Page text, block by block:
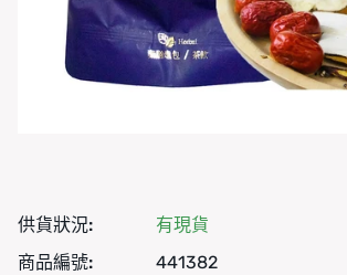
供貨狀況:
有現貨
商品編號:
441382